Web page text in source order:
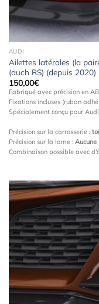
AUDI
Ailettes latérales (la
(auch RS) (depuis 2020)
150,00€
Fabriqué avec précision en
Fixations incluses (ruban
Spécialement conçu pour
Précision sur la carrosserie :
Précision sur la lame : Aucune
Combinaison possible avec